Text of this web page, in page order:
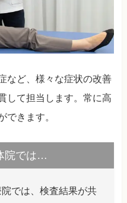
など、様々な症状の改善
して担当します。常に高
できます。
院では…
では、検査結果が共